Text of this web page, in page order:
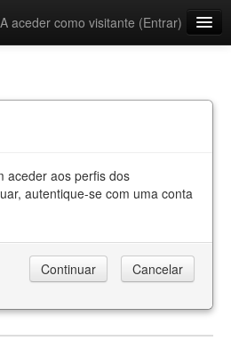
A aceder como visitante (Entrar)
aceder aos perfis dos
autentique-se com uma conta